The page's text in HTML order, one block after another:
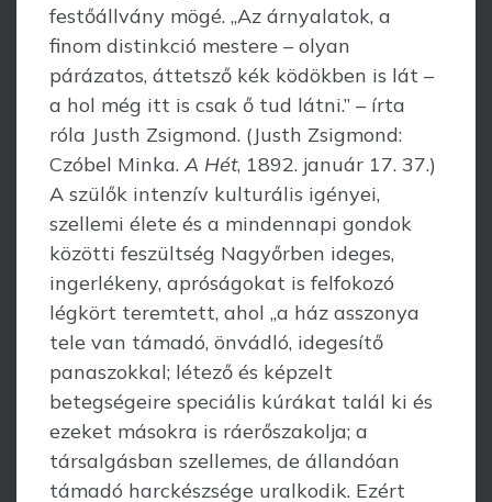
festőállvány mögé. „Az árnyalatok, a
finom distinkció mestere – olyan
párázatos, áttetsző kék ködökben is lát –
a hol még itt is csak ő tud látni.” – írta
róla Justh Zsigmond. (Justh Zsigmond:
Czóbel Minka. A Hét, 1892. január 17. 37.)
A szülők intenzív kulturális igényei,
szellemi élete és a mindennapi gondok
közötti feszültség Nagyőrben ideges,
ingerlékeny, apróságokat is felfokozó
légkört teremtett, ahol „a ház asszonya
tele van támadó, önvádló, idegesítő
panaszokkal; létező és képzelt
betegségeire speciális kúrákat talál ki és
ezeket másokra is ráerőszakolja; a
társalgásban szellemes, de állandóan
támadó harckészsége uralkodik. Ezért